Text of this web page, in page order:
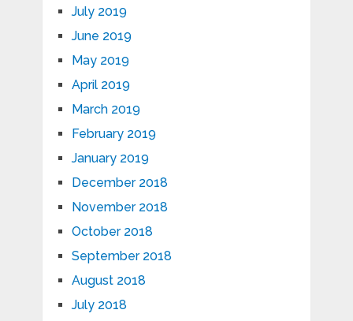
July 2019
June 2019
May 2019
April 2019
March 2019
February 2019
January 2019
December 2018
November 2018
October 2018
September 2018
August 2018
July 2018